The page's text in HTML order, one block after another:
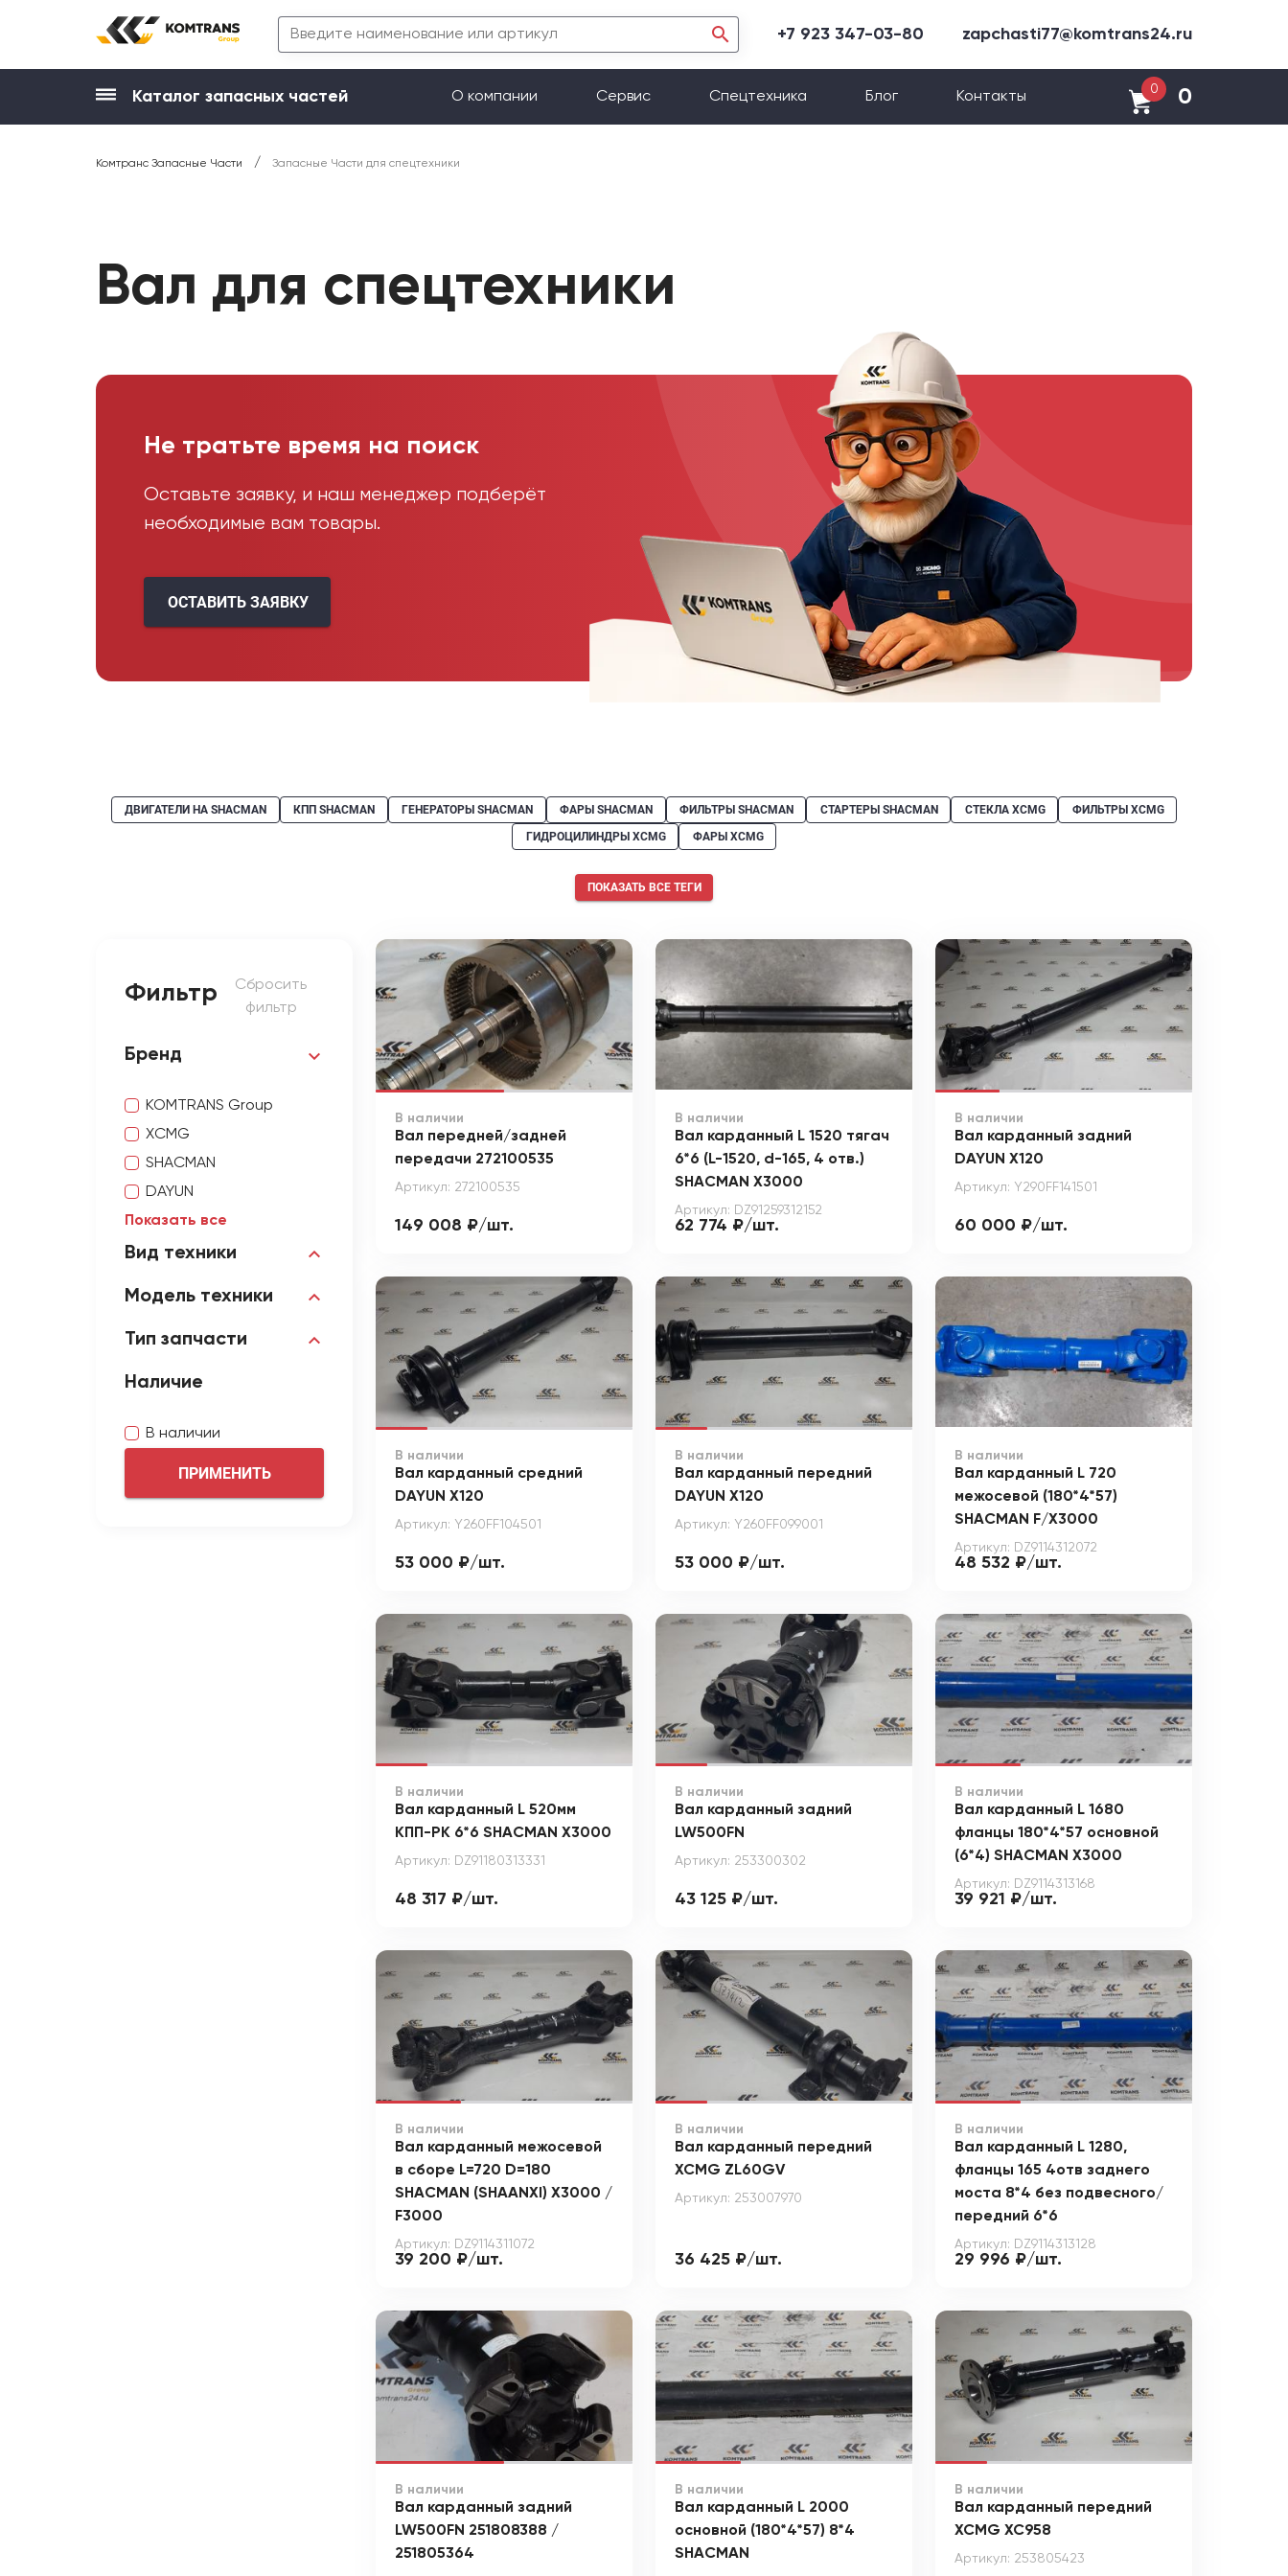
+7 923 347-03-80 zapchasti77@komtrans24.ru
Каталог запасных частей О компании Сервис Спецтехника Блог Контакты
0 0
Комтранс Запасные Части / Запасные Части для спецтехники
Вал для спецтехники
Не тратьте время на поиск
Оставьте заявку, и наш менеджер подберёт
необходимые вам товары.
ОСТАВИТЬ ЗАЯВКУ
ДВИГАТЕЛИ НА SHACMAN КПП SHACMAN ГЕНЕРАТОРЫ SHACMAN ФАРЫ SHACMAN ФИЛЬТРЫ SHACMAN СТАРТЕРЫ SHACMAN СТЕКЛА XCMG
ФИЛЬТРЫ XCMG
ГИДРОЦИЛИНДРЫ XCMG
ФАРЫ XCMG
ПОКАЗАТЬ ВСЕ ТЕГИ
Фильтр
Сбросить
фильтр
Бренд
KOMTRANS Group
XCMG
SHACMAN
DAYUN
Показать все
Вид техники
Модель техники
Тип запчасти
Наличие
В наличии
ПРИМЕНИТЬ
В наличии
Вал передней/задней
передачи 272100535
Артикул: 272100535
149 008 ₽/шт.
В наличии
Вал карданный L 1520 тягач
6*6 (L-1520, d-165, 4 отв.)
SHACMAN X3000
Артикул: DZ91259312152
62 774 ₽/шт.
В наличии
Вал карданный задний
DAYUN X120
Артикул: Y290FF141501
60 000 ₽/шт.
В наличии
Вал карданный средний
DAYUN X120
Артикул: Y260FF104501
53 000 ₽/шт.
В наличии
Вал карданный передний
DAYUN X120
Артикул: Y260FF099001
53 000 ₽/шт.
В наличии
Вал карданный L 720
межосевой (180*4*57)
SHACMAN F/X3000
Артикул: DZ9114312072
48 532 ₽/шт.
В наличии
Вал карданный L 520мм
КПП-РК 6*6 SHACMAN X3000
Артикул: DZ91180313331
48 317 ₽/шт.
В наличии
Вал карданный задний
LW500FN
Артикул: 253300302
43 125 ₽/шт.
В наличии
Вал карданный L 1680
фланцы 180*4*57 основной
(6*4) SHACMAN X3000
Артикул: DZ9114313168
39 921 ₽/шт.
В наличии
Вал карданный межосевой
в сборе L=720 D=180
SHACMAN (SHAANXI) X3000 /
F3000
Артикул: DZ9114311072
39 200 ₽/шт.
В наличии
Вал карданный передний
XCMG ZL60GV
Артикул: 253007970
36 425 ₽/шт.
В наличии
Вал карданный L 1280,
фланцы 165 4отв заднего
моста 8*4 без подвесного/
передний 6*6
Артикул: DZ9114313128
29 996 ₽/шт.
В наличии
Вал карданный задний
LW500FN 251808388 /
251805364
В наличии
Вал карданный L 2000
основной (180*4*57) 8*4
SHACMAN
В наличии
Вал карданный передний
XCMG XC958
Артикул: 253805423